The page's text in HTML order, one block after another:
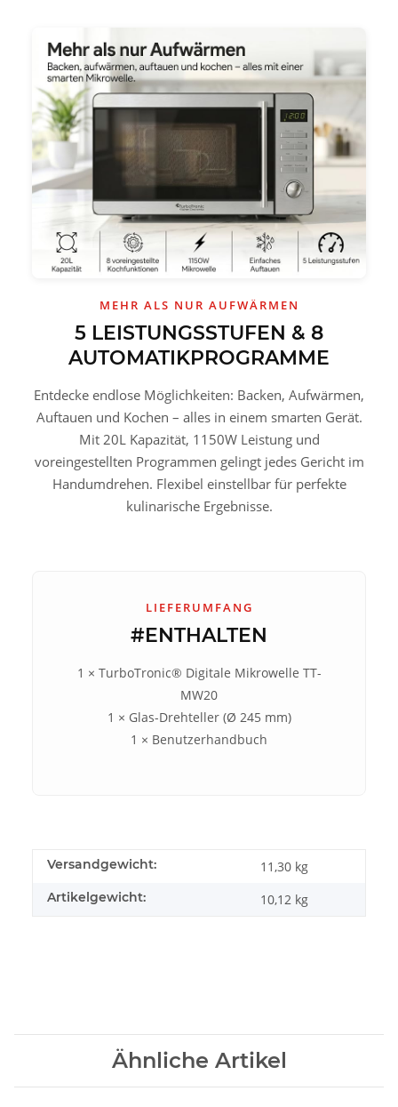
MEHR ALS NUR AUFWÄRMEN
5 LEISTUNGSSTUFEN & 8
AUTOMATIKPROGRAMME
Entdecke endlose Möglichkeiten: Backen, Aufwärmen,
Auftauen und Kochen – alles in einem smarten Gerät.
Mit 20L Kapazität, 1150W Leistung und
voreingestellten Programmen gelingt jedes Gericht im
Handumdrehen. Flexibel einstellbar für perfekte
kulinarische Ergebnisse.
LIEFERUMFANG
#ENTHALTEN
1 × TurboTronic® Digitale Mikrowelle TT-
MW20
1 × Glas-Drehteller (Ø 245 mm)
1 × Benutzerhandbuch
Versandgewicht: 11,30 kg
Artikelgewicht: 10,12 kg
Ähnliche Artikel